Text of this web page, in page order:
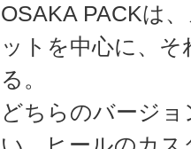
OSAKA PACKは
ットを中心に、
る。
どちらのバージ